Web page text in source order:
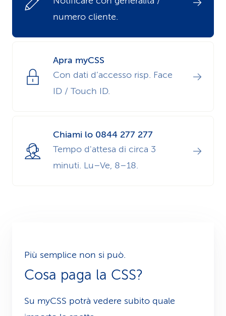
d
i
e
r
i
z
numero cliente.
Apra myCSS
Con dati d’accesso risp. Face
ID / Touch ID.
Chiami lo 0844 277 277
Tempo d'attesa di circa 3
minuti. Lu–Ve, 8–18.
Più semplice non si può.
Cosa paga la CSS?
Su myCSS potrà vedere subito quale